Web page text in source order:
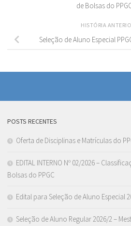
de Bolsas do
HISTÓRIA
Seleção de Aluno Especial
POSTS RECENTES
Oferta de Disciplinas e Matrículas do
EDITAL INTERNO Nº 02/2026 –
Bolsas do PPGC
Edital para Seleção de Aluno Especial
Seleção de Aluno Regular 2026/2 –